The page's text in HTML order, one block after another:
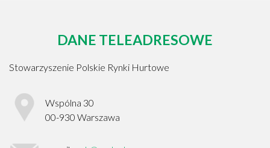
DANE TELEADRESOWE
Stowarzyszenie Polskie Rynki Hurtowe
Wspólna 30
00-930 Warszawa